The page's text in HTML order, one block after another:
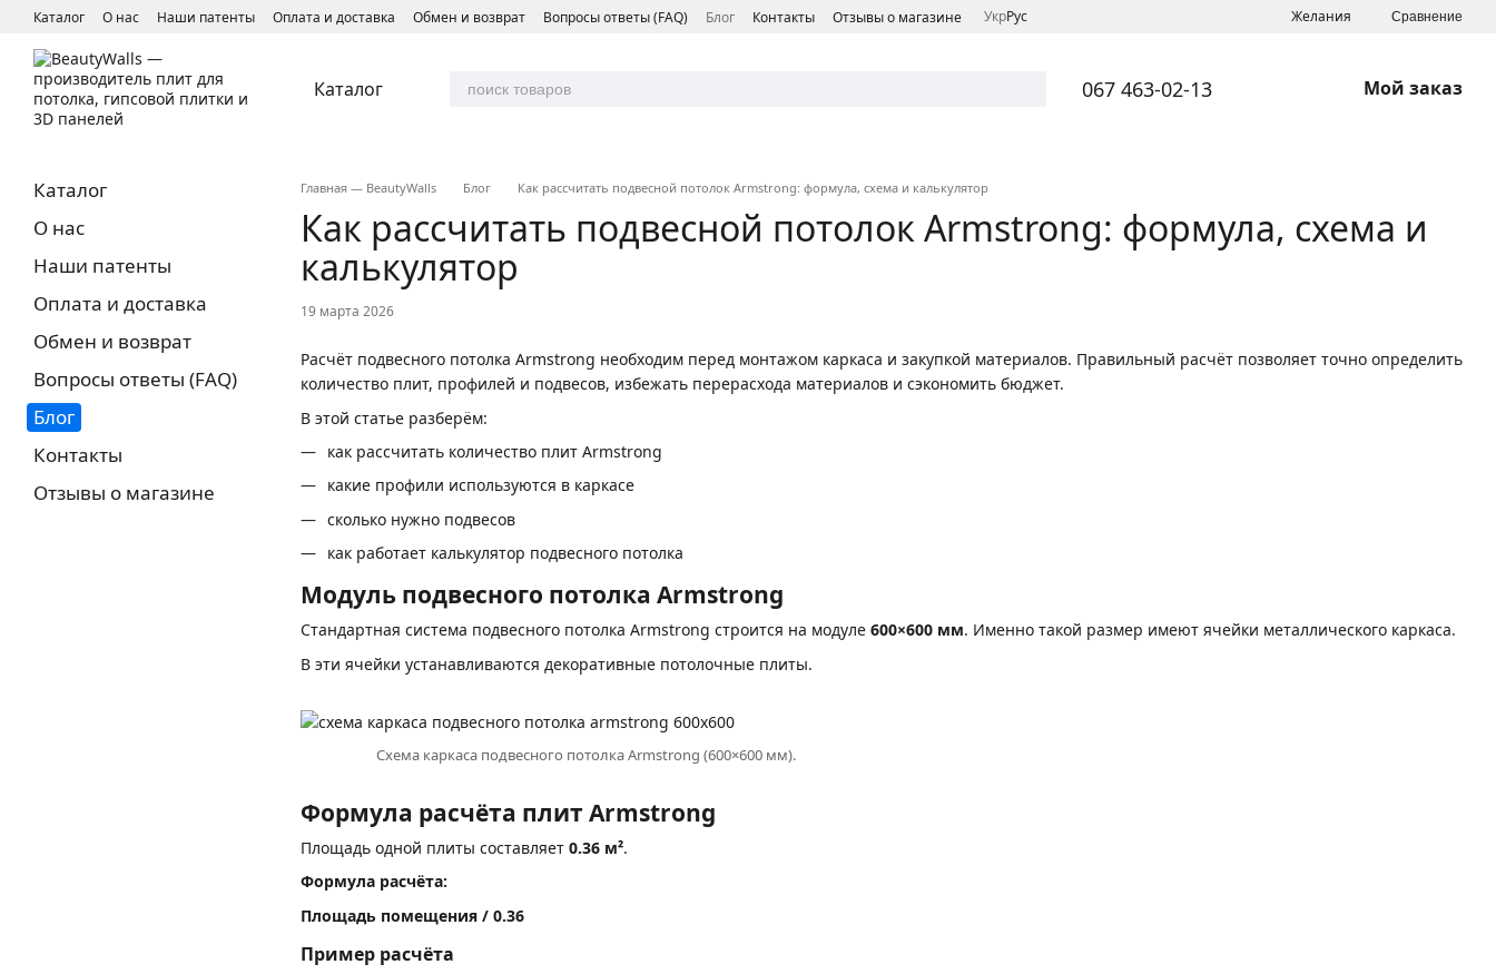
Перейти к основному контенту
Каталог О нас Наши патенты Оплата и доставка Обмен и возврат Вопросы ответы (FAQ) Блог Контакты Отзывы о магазине УкрРус Желания Сравнение
Каталог 067 463-02-13 Мой заказ
Главная — BeautyWalls Блог Как рассчитать подвесной потолок Armstrong: формула, схема и калькулятор
Как рассчитать подвесной потолок Armstrong: формула, схема и
калькулятор
19 марта 2026
Расчёт подвесного потолка Armstrong необходим перед монтажом каркаса и закупкой материалов. Правильный расчёт позволяет точно определить
количество плит, профилей и подвесов, избежать перерасхода материалов и сэкономить бюджет.
В этой статье разберём:
как рассчитать количество плит Armstrong
какие профили используются в каркасе
сколько нужно подвесов
как работает калькулятор подвесного потолка
Модуль подвесного потолка Armstrong
Стандартная система подвесного потолка Armstrong строится на модуле 600×600 мм. Именно такой размер имеют ячейки металлического каркаса.
В эти ячейки устанавливаются декоративные потолочные плиты.
Схема каркаса подвесного потолка Armstrong (600×600 мм).
Формула расчёта плит Armstrong
Площадь одной плиты составляет 0.36 м².
Формула расчёта:
Площадь помещения / 0.36
Пример расчёта
Каталог
О нас
Наши патенты
Оплата и доставка
Обмен и возврат
Вопросы ответы (FAQ)
Блог
Контакты
Отзывы о магазине